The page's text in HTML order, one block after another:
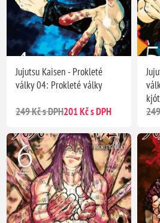
Jujutsu Kaisen - Prokleté
války 04: Prokleté války
249 Kč s DPH201 Kč s DPH